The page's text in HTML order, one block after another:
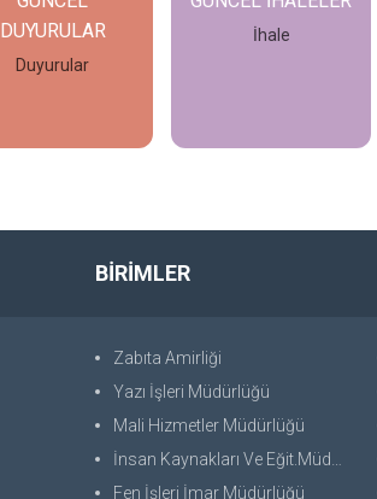
DUYURULAR
Duyurular
İhale
BİRİMLER
Zabıta Amirliği
Yazı İşleri Müdürlüğü
Mali Hizmetler Müdürlüğü
İnsan Kaynakları Ve Eğit.Müdürlüğü
Fen İşleri İmar Müdürlüğü